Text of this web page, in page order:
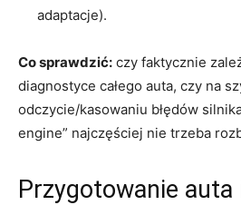
adaptacje).
Co sprawdzić: czy faktycznie
diagnostyce całego auta, czy na
odczycie/kasowaniu błędów
engine” najczęściej nie trzeba
Przygotowanie